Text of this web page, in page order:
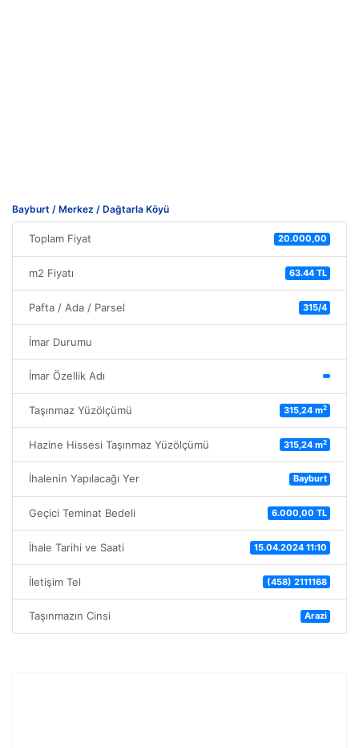
Bayburt / Merkez / Dağtarla Köyü
Toplam Fiyat 20.000,00
m2 Fiyatı 63.44 TL
Pafta / Ada / Parsel 315/4
İmar Durumu
İmar Özellik Adı
Taşınmaz Yüzölçümü 315,24 m2
Hazine Hissesi Taşınmaz Yüzölçümü 315,24 m2
İhalenin Yapılacağı Yer Bayburt
Geçici Teminat Bedeli 6.000,00 TL
İhale Tarihi ve Saati 15.04.2024 11:10
İletişim Tel (458) 2111168
Taşınmazın Cinsi Arazi